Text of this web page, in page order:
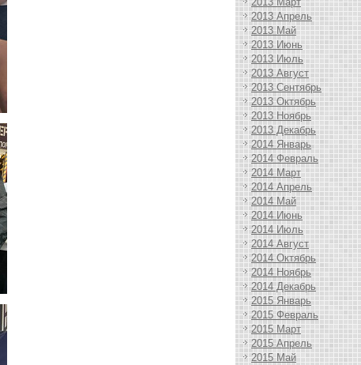
2013 Апрель
2013 Май
2013 Июнь
2013 Июль
2013 Август
2013 Сентябрь
2013 Октябрь
2013 Ноябрь
2013 Декабрь
2014 Январь
2014 Февраль
2014 Март
2014 Апрель
2014 Май
2014 Июнь
2014 Июль
2014 Август
2014 Октябрь
2014 Ноябрь
2014 Декабрь
2015 Январь
2015 Февраль
2015 Март
2015 Апрель
2015 Май